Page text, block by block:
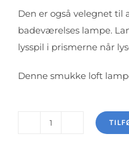
Den er også velegnet
badeværelses lampe.
lysspil i prismerne når
Denne smukke loft